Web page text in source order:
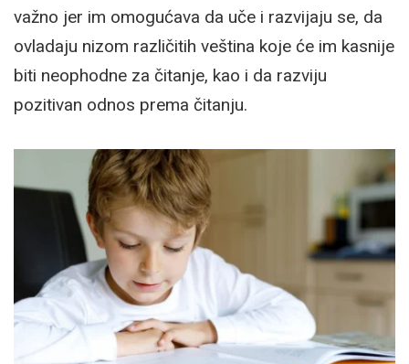
važno jer im omogućava da uče i razvijaju se, da
ovladaju nizom različitih veština koje će im kasnije
biti neophodne za čitanje, kao i da razviju
pozitivan odnos prema čitanju.